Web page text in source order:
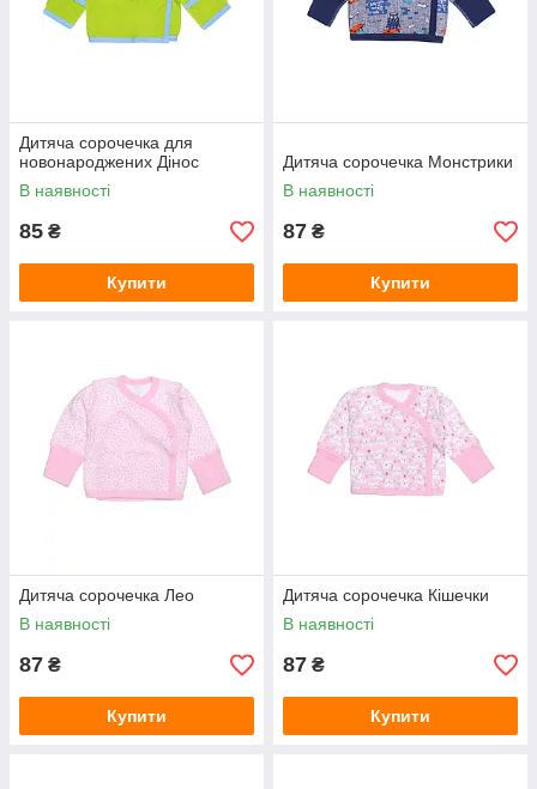
Дитяча сорочечка для
новонароджених Дінос
В наявності
85 ₴
Купити
Дитяча сорочечка Монстрики
В наявності
87 ₴
Купити
Дитяча сорочечка Лео
В наявності
87 ₴
Купити
Дитяча сорочечка Кішечки
В наявності
87 ₴
Купити